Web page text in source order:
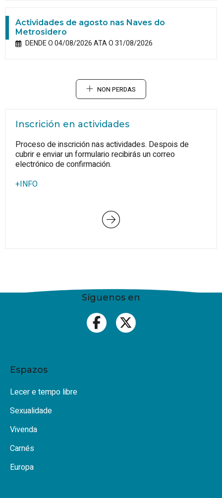
Actividades de agosto nas Naves do
Metrosidero
DENDE O 04/08/2026 ATA O 31/08/2026
NON PERDAS
Inscrición en actividades
Proceso de inscrición nas actividades. Despois de
cubrir e enviar un formulario recibirás un correo
electrónico de confirmación.
+INFO
Síguenos en
Espazos
Lecer e tempo libre
Sexualidade
Vivenda
Carnés
Europa